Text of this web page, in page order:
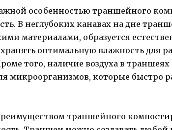
особенностью траншейного
В неглубоких канавах на дне
материалами, образуется
оптимальную влажность для
того, наличие воздуха в траншеях
микроорганизмов, которые быстро
траншейного